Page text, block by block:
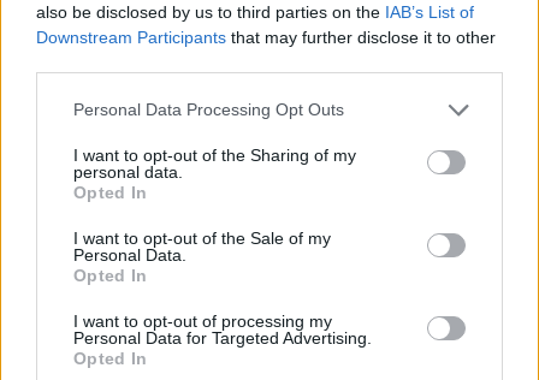
also be disclosed by us to third parties on the IAB’s List of
Downstream Participants that may further disclose it to other
Please note that this website/app uses one or more Google
not limited to your visit or usage behaviour. You may click to
grant or deny consent to Google and its third-party tags to
use your data for below specified purposes in below Google
consent section.
Personal Data Processing Opt Outs
I want to opt-out of the Sharing of my
personal data.
Opted In
I want to opt-out of the Sale of my
Personal Data.
Opted In
I want to opt-out of processing my
Personal Data for Targeted Advertising.
Opted In
08. 02.
SOKAN ROSSZUL TÁROLJÁK A GYÓGYSZEREIKET –
EMIATT CSÖKKENHET A HATÁSUK
VITAMINHIÁNY – ILYEN JELEKRE FIGYELJ
Erre figyelj!
07. 31.
NEM A CITROMSAV, AZ ECET VAGY A
SZÓDABIKARBÓNA A LEGERŐSEBB: EZT HASZNÁLJÁK A
SZÁLLODÁKBAN A VÍZKŐ ELLEN